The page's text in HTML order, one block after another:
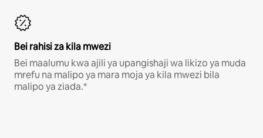
Bei rahisi za kila mwezi
Bei maalumu kwa ajili ya upangishaji wa likizo ya muda
mrefu na malipo ya mara moja ya kila mwezi bila
malipo ya ziada.*